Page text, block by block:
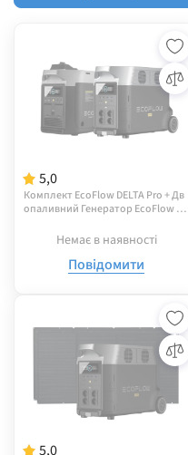
5,0
Комплект EcoFlow DELTA Pro + Дв
опаливний Генератор EcoFlow S
Немає в наявності
Повідомити
5,0